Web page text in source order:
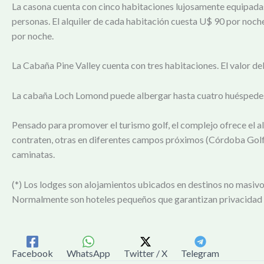
La casona cuenta con cinco habitaciones lujosamente
personas. El alquiler de cada habitación cuesta U$ 90 por
por noche.
La Cabaña Pine Valley cuenta con tres habitaciones. El valor
La cabaña Loch Lomond puede albergar hasta cuatro
Pensado para promover el turismo golf, el complejo ofrece el
contraten, otras en diferentes campos próximos (Córdoba
caminatas.
(*) Los lodges son alojamientos ubicados en destinos no
Normalmente son hoteles pequeños que garantizan
Facebook WhatsApp Twitter / X Telegram